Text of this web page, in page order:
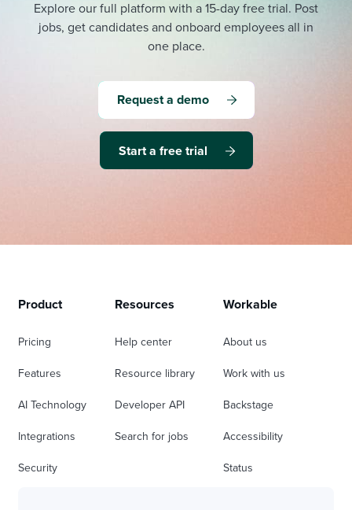
Explore our full platform with a 15-day free trial. Post
jobs, get candidates and onboard employees all in
one place.
Request a demo
Start a free trial
Product
Pricing
Features
AI Technology
Integrations
Security
Resources
Help center
Resource library
Developer API
Search for jobs
Workable
About us
Work with us
Backstage
Accessibility
Status